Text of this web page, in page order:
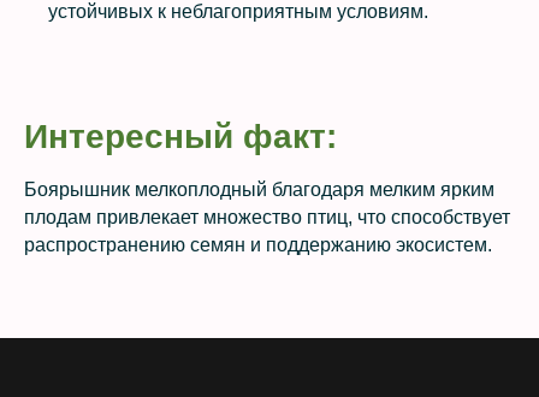
устойчивых к неблагоприятным условиям.
Интересный факт:
Боярышник мелкоплодный благодаря мелким ярким
плодам привлекает множество птиц, что способствует
распространению семян и поддержанию экосистем.